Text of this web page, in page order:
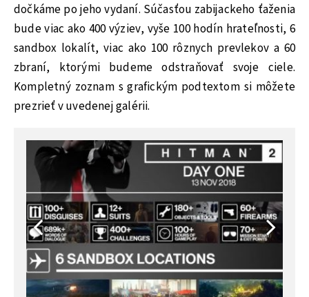
dočkáme po jeho vydaní. Súčasťou zabijackeho ťaženia
bude viac ako 400 výziev, vyše 100 hodín hrateľnosti, 6
sandbox lokalít, viac ako 100 rôznych prevlekov a 60
zbraní, ktorými budeme odstraňovať svoje ciele.
Kompletný zoznam s grafickým podtextom si môžete
prezrieť v uvedenej galérii.